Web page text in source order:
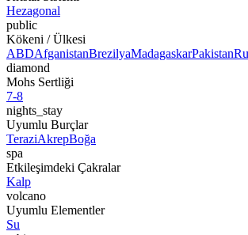
Hezagonal
public
Kökeni / Ülkesi
ABDAfganistanBrezilyaMadagaskarPakistan
diamond
Mohs Sertliği
7-8
nights_stay
Uyumlu Burçlar
TeraziAkrepBoğa
spa
Etkileşimdeki Çakralar
Kalp
volcano
Uyumlu Elementler
Su